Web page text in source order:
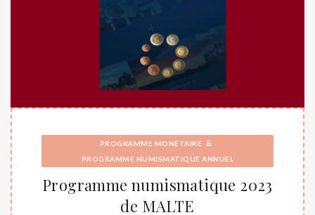
PROGRAMME MONÉTAIRE &
PROGRAMME NUMISMATIQUE ANNUEL
Programme numismatique 2023
de MALTE